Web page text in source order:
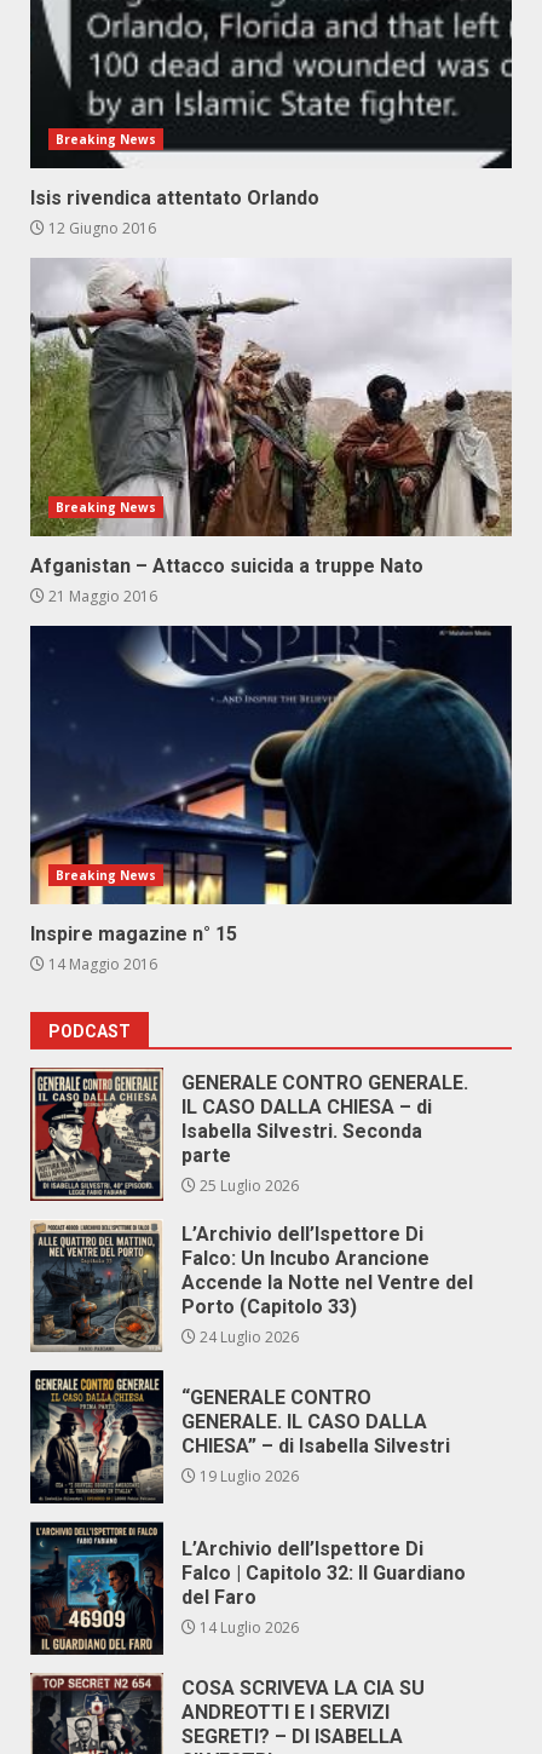
Breaking News
Isis rivendica attentato Orlando
12 Giugno 2016
Breaking News
Afganistan – Attacco suicida a truppe Nato
21 Maggio 2016
Breaking News
Inspire magazine n° 15
14 Maggio 2016
PODCAST
GENERALE CONTRO GENERALE.
IL CASO DALLA CHIESA – di
Isabella Silvestri. Seconda
parte
25 Luglio 2026
L’Archivio dell’Ispettore Di
Falco: Un Incubo Arancione
Accende la Notte nel Ventre del
Porto (Capitolo 33)
24 Luglio 2026
“GENERALE CONTRO
GENERALE. IL CASO DALLA
CHIESA” – di Isabella Silvestri
19 Luglio 2026
L’Archivio dell’Ispettore Di
Falco | Capitolo 32: Il Guardiano
del Faro
14 Luglio 2026
COSA SCRIVEVA LA CIA SU
ANDREOTTI E I SERVIZI
SEGRETI? – DI ISABELLA